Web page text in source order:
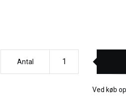
new subcultures and an optional
character’s stats and skills!
A complete character background
New systems for handling cover
Antal
Ved køb